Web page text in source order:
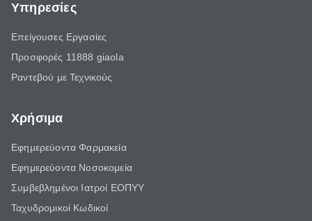
Υπηρεσίες
Επείγουσες Εργασίες
Προσφορές 11888 giaola
Ραντεβού με Τεχνικούς
Χρήσιμα
Εφημερεύοντα Φαρμακεία
Εφημερεύοντα Νοσοκομεία
Συμβεβλημένοι Ιατροί ΕΟΠΥΥ
Ταχυδρομικοί Κωδικοί